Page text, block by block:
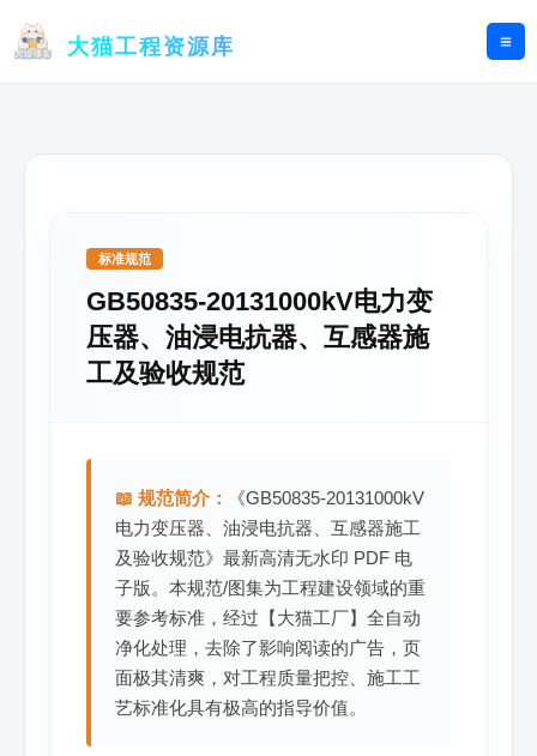
大猫工程资源库
标准规范
GB50835-20131000kV电力变
压器、油浸电抗器、互感器施
工及验收规范
📖 规范简介：
《GB50835-20131000kV
电力变压器、油浸电抗器、互感器施工
及验收规范》最新高清无水印 PDF 电
子版。本规范/图集为工程建设领域的重
要参考标准，经过【大猫工厂】全自动
净化处理，去除了影响阅读的广告，页
面极其清爽，对工程质量把控、施工工
艺标准化具有极高的指导价值。